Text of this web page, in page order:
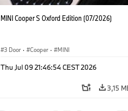
MINI Cooper S Oxford Edition (07/2026)
3 Door · Cooper · MINI
Thu Jul 09 21:46:54 CEST 2026
3,15